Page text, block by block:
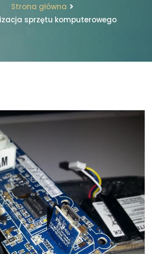
Strona główna
sprzętu komputerowego